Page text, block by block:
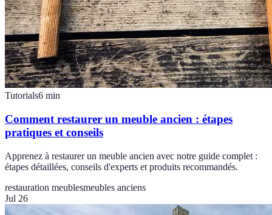
Tutorials6 min
Comment restaurer un meuble ancien : étapes
pratiques et conseils
Apprenez à restaurer un meuble ancien avec notre guide complet :
étapes détaillées, conseils d'experts et produits recommandés.
restauration meublesmeubles anciens
Jul 26